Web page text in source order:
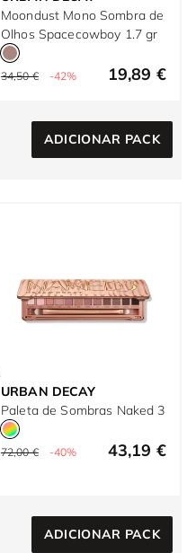
Moondust Mono Sombra de
Olhos Spacecowboy 1.7 gr
34,50 € -42% 19,89 €
ADICIONAR PACK
URBAN DECAY
Paleta de Sombras Naked 3
72,00 € -40% 43,19 €
ADICIONAR PACK